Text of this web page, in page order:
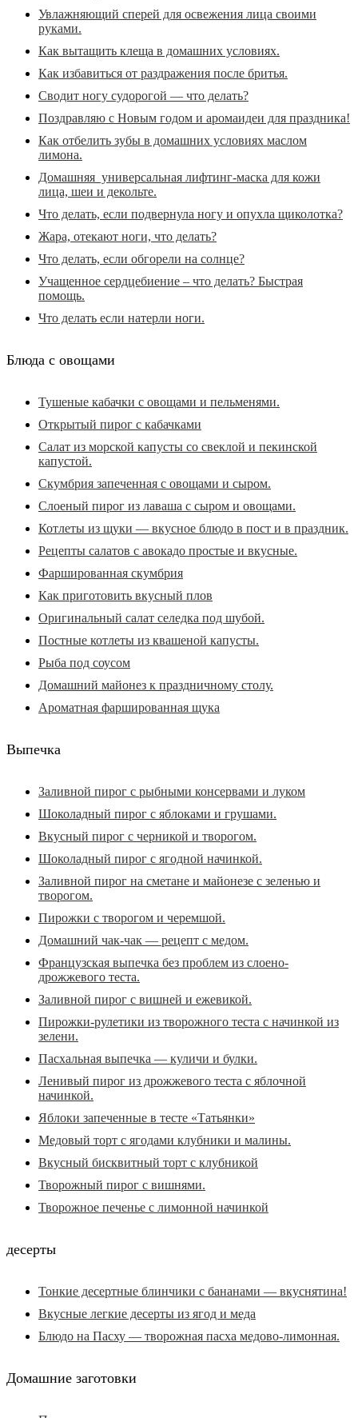
Увлажняющий сперей для освежения лица своими
руками.
Как вытащить клеща в домашних условиях.
Как избавиться от раздражения после бритья.
Сводит ногу судорогой — что делать?
Поздравляю с Новым годом и аромаидеи для праздника!
Как отбелить зубы в домашних условиях маслом
лимона.
Домашняя универсальная лифтинг-маска для кожи
лица, шеи и декольте.
Что делать, если подвернула ногу и опухла щиколотка?
Жара, отекают ноги, что делать?
Что делать, если обгорели на солнце?
Учащенное сердцебиение – что делать? Быстрая
помощь.
Что делать если натерли ноги.
Блюда с овощами
Тушеные кабачки с овощами и пельменями.
Открытый пирог с кабачками
Салат из морской капусты со свеклой и пекинской
капустой.
Скумбрия запеченная с овощами и сыром.
Слоеный пирог из лаваша с сыром и овощами.
Котлеты из щуки — вкусное блюдо в пост и в праздник.
Рецепты салатов с авокадо простые и вкусные.
Фаршированная скумбрия
Как приготовить вкусный плов
Оригинальный салат селедка под шубой.
Постные котлеты из квашеной капусты.
Рыба под соусом
Домашний майонез к праздничному столу.
Ароматная фаршированная щука
Выпечка
Заливной пирог с рыбными консервами и луком
Шоколадный пирог с яблоками и грушами.
Вкусный пирог с черникой и творогом.
Шоколадный пирог с ягодной начинкой.
Заливной пирог на сметане и майонезе с зеленью и
творогом.
Пирожки с творогом и черемшой.
Домашний чак-чак — рецепт с медом.
Французская выпечка без проблем из слоено-
дрожжевого теста.
Заливной пирог с вишней и ежевикой.
Пирожки-рулетики из творожного теста с начинкой из
зелени.
Пасхальная выпечка — куличи и булки.
Ленивый пирог из дрожжевого теста с яблочной
начинкой.
Яблоки запеченные в тесте «Татьянки»
Медовый торт с ягодами клубники и малины.
Вкусный бисквитный торт с клубникой
Творожный пирог с вишнями.
Творожное печенье с лимонной начинкой
десерты
Тонкие десертные блинчики с бананами — вкуснятина!
Вкусные легкие десерты из ягод и меда
Блюдо на Пасху — творожная пасха медово-лимонная.
Домашние заготовки